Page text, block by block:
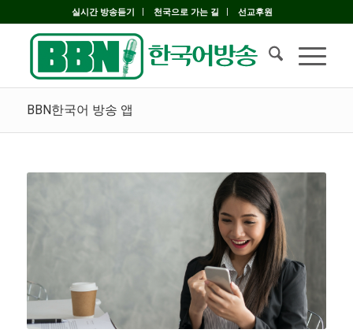
실시간 방송듣기 천국으로 가는 길 선교후원
BBN한국어 방송 앱